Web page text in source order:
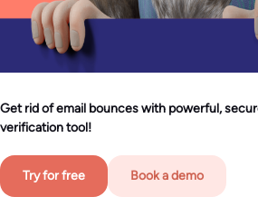
Get rid of email bounces with powerful,
verification tool!
Try for free Book a demo